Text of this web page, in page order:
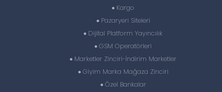
Kargo
Pazaryeri Siteleri
Dijital Platform Yayıncılık
GSM Operatörleri
Marketler Zinciri-İndirim Marketler
Giyim Marka Mağaza Zinciri
Özel Bankalar